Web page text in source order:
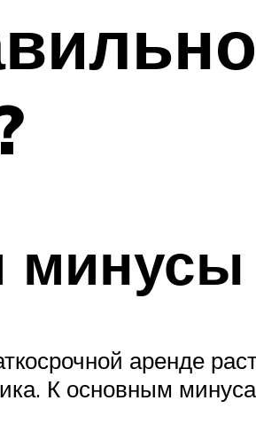
аренде
К основным